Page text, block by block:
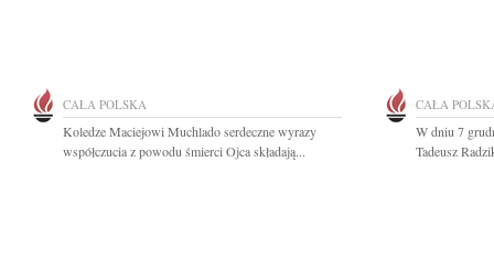
CAŁA POLSKA
Koledze Maciejowi Muchlado serdeczne wyrazy
współczucia z powodu śmierci Ojca składają...
CAŁA
W dniu 7
Tadeusz